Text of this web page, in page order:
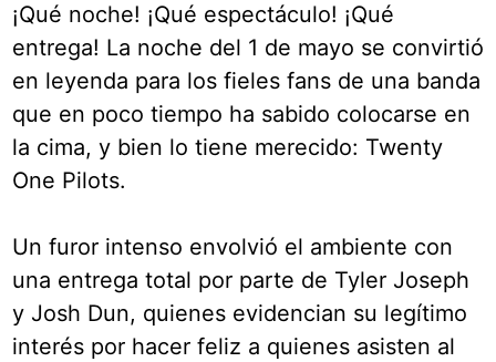
¡Qué noche! ¡Qué espectáculo! ¡Qué
entrega! La noche del 1 de mayo se convirtió
en leyenda para los fieles fans de una banda
que en poco tiempo ha sabido colocarse en
la cima, y bien lo tiene merecido: Twenty
One Pilots.
Un furor intenso envolvió el ambiente con
una entrega total por parte de Tyler Joseph
y Josh Dun, quienes evidencian su legítimo
interés por hacer feliz a quienes asisten al